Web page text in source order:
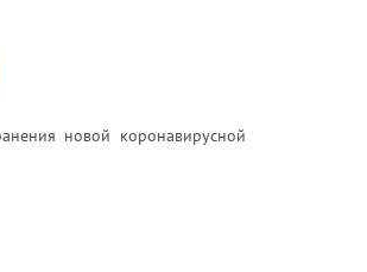
новой коронавирусной